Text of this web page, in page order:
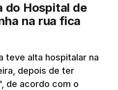
do Hospital de
na rua fica
teve alta hospitalar na
depois de ter
de acordo com o